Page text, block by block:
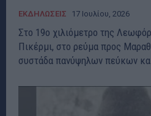
ΕΚΔΗΛΩΣΕΙΣ 17 Ιουλίου, 2026
Στο 19ο χιλιόμετρο της
Πικέρμι, στο ρεύμα προς
συστάδα πανύψηλων πεύκων